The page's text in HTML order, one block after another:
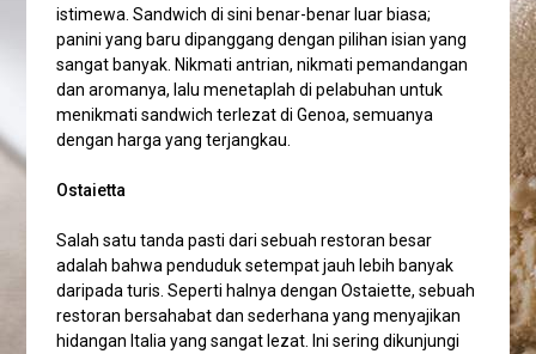
istimewa. Sandwich di sini benar-benar luar biasa;
panini yang baru dipanggang dengan pilihan isian yang
sangat banyak. Nikmati antrian, nikmati pemandangan
dan aromanya, lalu menetaplah di pelabuhan untuk
menikmati sandwich terlezat di Genoa, semuanya
dengan harga yang terjangkau.
Ostaietta
Salah satu tanda pasti dari sebuah restoran besar
adalah bahwa penduduk setempat jauh lebih banyak
daripada turis. Seperti halnya dengan Ostaiette, sebuah
restoran bersahabat dan sederhana yang menyajikan
hidangan Italia yang sangat lezat. Ini sering dikunjungi